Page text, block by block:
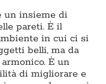
un insieme di
pareti. È il
in cui ci si
belli, ma da
È un
di migliorare e